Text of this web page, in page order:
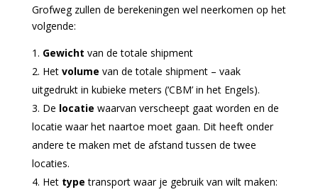
Grofweg zullen de berekeningen wel neerkomen op het
volgende:
Gewicht van de totale shipment
Het volume van de totale shipment – vaak
uitgedrukt in kubieke meters (‘CBM’ in het Engels).
De locatie waarvan verscheept gaat worden en de
locatie waar het naartoe moet gaan. Dit heeft onder
andere te maken met de afstand tussen de twee
locaties.
Het type transport waar je gebruik van wilt maken: